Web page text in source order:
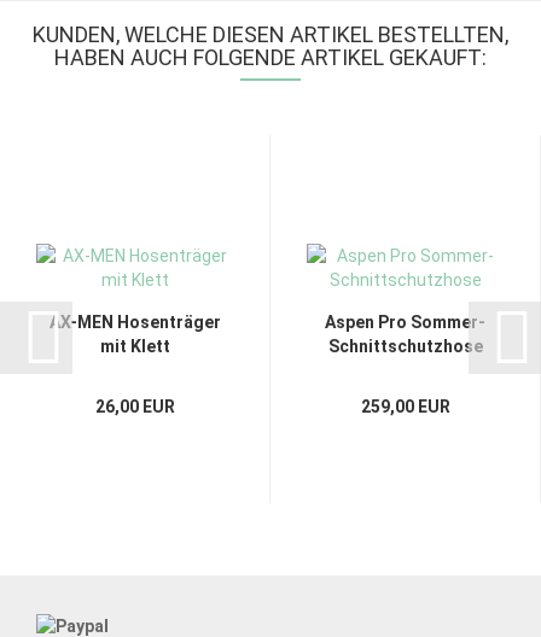
KUNDEN, WELCHE DIESEN ARTIKEL BESTELLTEN,
HABEN AUCH FOLGENDE ARTIKEL GEKAUFT:
AX-MEN Hosenträger
mit Klett
26,00 EUR
Aspen Pro Sommer-
Schnittschutzhose
259,00 EUR